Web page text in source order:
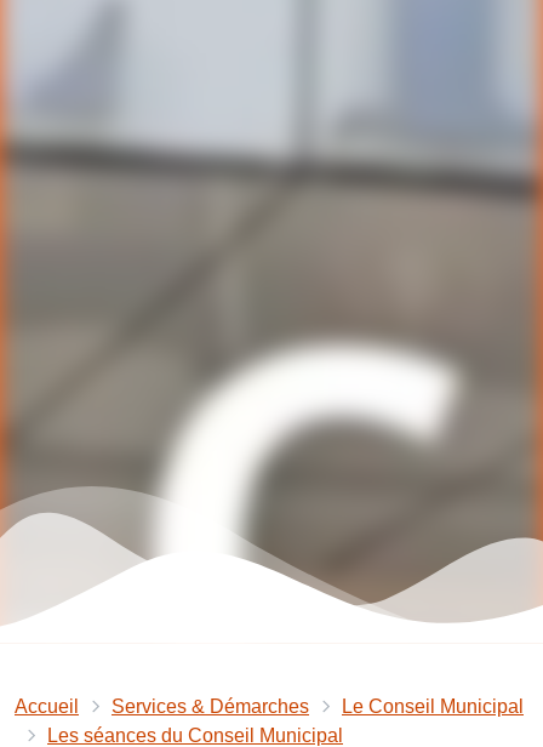
Accueil Services & Démarches
Le Conseil Municipal
Les séances du Conseil Municipal